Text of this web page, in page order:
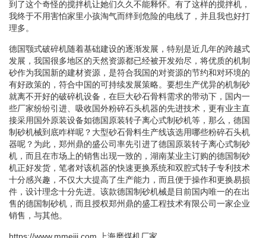
到了这个奇怪的搅拌机让她们久久不能释怀。有了这样的搅拌机，
我终于不用害怕家里小孩淘气而绊到危险的电线了，并且我也好打
理多。
德国颚式破碎机随着基础建设的逐渐发展，特别是近几年的跨越式
发展，我国很多地区的天然资源都已经被开发殆尽，将优质的机制
砂作为我国新的建材资源，是符合我国的对资源的节约和对环境的
有好政策的，符合中国的可持续发展策略。要想生产优异的机制砂
就离不开好的破碎机设备，在巨大砂石骨料需求的带动下，国内一
些厂家纷纷引进、吸收国外粉碎石头机器的先进技术，更有业主直
接采用国外原装设备如德国原装转子离心式制砂机等，那么，德国
制砂机械到底咋样呢？大型砂石骨料生产线该选用哪些粉碎石头机
器呢？为此，郑州鼎的盛公司率先引进了德国原装转子离心式制砂
机，而且在市场上的销售出现一致的，湖南某业主订购的德国制砂
机正好发货，笔者对该机器的快速更换系统和双腔式转子专利技术
十分感兴趣，不仅大大提高了生产能力，而且便于操作和更换易损
件，设计理念十分先进。该款德国制砂机械是目前国内唯一的在出
售的德国制砂机，而且授权郑州鼎的盛工程技术有限公司一家企业
销售，与其他。